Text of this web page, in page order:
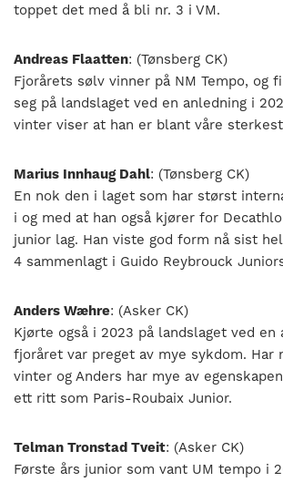
toppet det med å bli nr. 3 i VM.
Andreas Flaatten: (Tønsberg CK)
Fjorårets sølv vinner på NM Tempo, og
seg på landslaget ved en anledning i
vinter viser at han er blant våre
Marius Innhaug Dahl: (Tønsberg CK)
En nok den i laget som har størst
i og med at han også kjører for
junior lag. Han viste god form nå sist
4 sammenlagt i Guido Reybrouck
Anders Wæhre: (Asker CK)
Kjørte også i 2023 på landslaget ved en
fjoråret var preget av mye sykdom. Har
vinter og Anders har mye av
ett ritt som Paris-Roubaix Junior.
Telman Tronstad Tveit: (Asker CK)
Første års junior som vant UM tempo i